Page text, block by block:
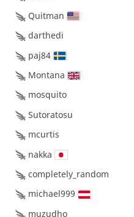
Quitman
darthedi
paj84
Montana
mosquito
Sutoratosu
mcurtis
nakka
completely_random
michael999
muzudho